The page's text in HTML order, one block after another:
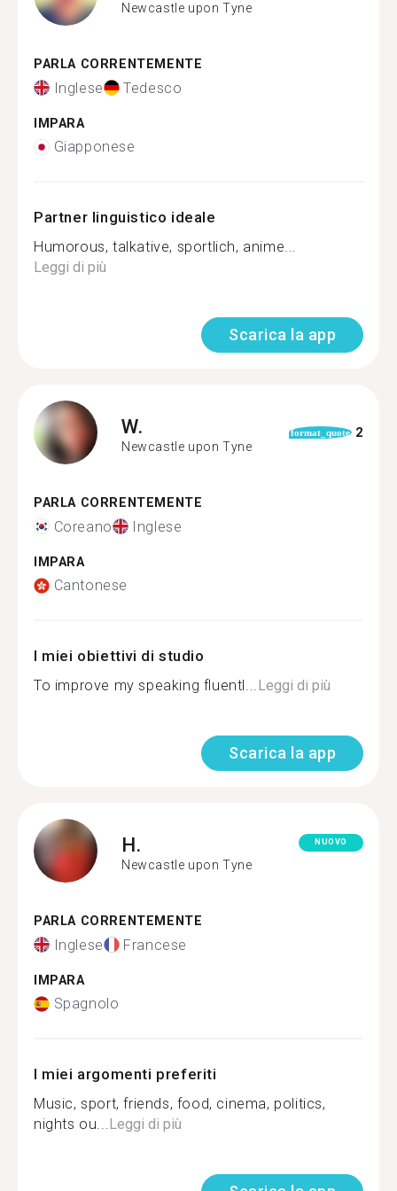
Newcastle upon Tyne
PARLA CORRENTEMENTE
Inglese Tedesco
IMPARA
Giapponese
Partner linguistico ideale
Humorous, talkative, sportlich, anime...
Leggi di più
Scarica la app
W.
Newcastle upon Tyne
format_quote 2
PARLA CORRENTEMENTE
Coreano Inglese
IMPARA
Cantonese
I miei obiettivi di studio
To improve my speaking fluentl...Leggi di più
Scarica la app
H.
Newcastle upon Tyne
NUOVO
PARLA CORRENTEMENTE
Inglese Francese
IMPARA
Spagnolo
I miei argomenti preferiti
Music, sport, friends, food, cinema, politics,
nights ou...Leggi di più